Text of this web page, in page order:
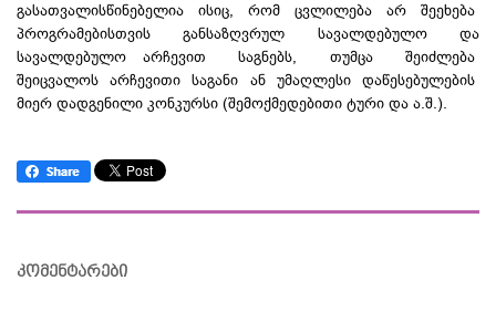
გასათვალისწინებელია ისიც, რომ ცვლილება არ შეეხება
პროგრამებისთვის განსაზღვრულ სავალდებულო და
სავალდებულო არჩევით საგნებს, თუმცა შეიძლება
შეიცვალოს არჩევითი საგანი ან უმაღლესი დაწესებულების
მიერ დადგენილი კონკურსი (შემოქმედებითი ტური და ა.შ.).
კომენტარები